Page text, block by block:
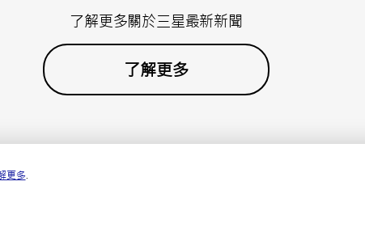
更多.
了解更多關於三星最新新聞
了解更多